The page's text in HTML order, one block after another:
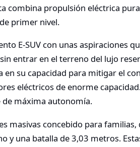
combina propulsión eléctrica
primer nivel.
E-SUV con unas aspiraciones
entrar en el terreno del lujo
en su capacidad para mitigar el
eléctricos de enorme
de máxima autonomía.
masivas concebido para familias,
y una batalla de 3,03 metros.